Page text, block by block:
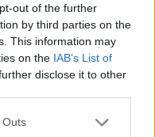
out of the further
by third parties on the
This information may
on the IAB’s List of
disclose it to other
Outs
tras su última
25 con el CD
de Las Palmas.
logró mantenerse